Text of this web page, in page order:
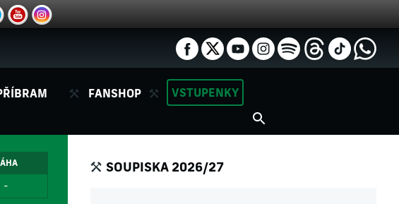
FANSHOP VSTUPENKY
-
SOUPISKA 2026/27